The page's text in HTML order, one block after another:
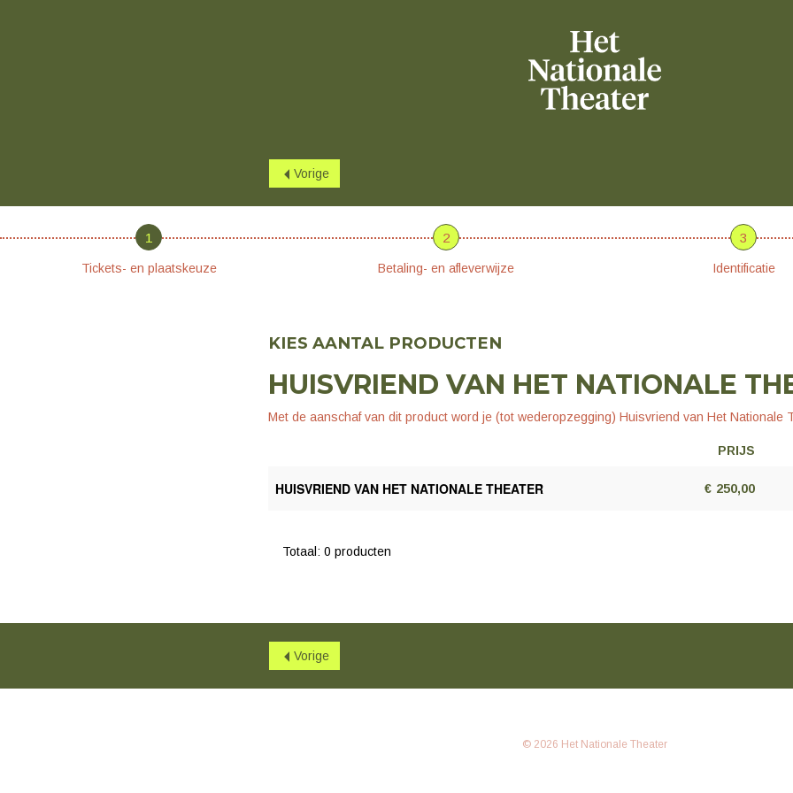
Vorige
1
Tickets- en plaatskeuze
2
Betaling- en afleverwijze
3
Identificatie
KIES AANTAL PRODUCTEN
HUISVRIEND VAN HET NATIONALE
Met de aanschaf van dit product word je (tot wederopzegging) Huisvriend van Het Nationale
PRIJS
HUISVRIEND VAN HET NATIONALE THEATER € 250,00
Totaal: 0 producten
Vorige
© 2026 Het Nationale Theater